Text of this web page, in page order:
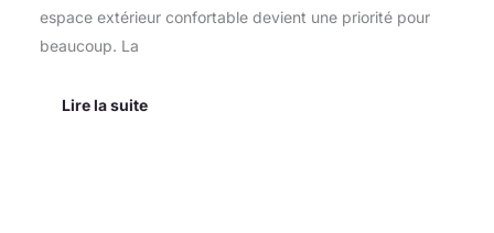
espace extérieur confortable devient une priorité pour
beaucoup. La
Lire la suite